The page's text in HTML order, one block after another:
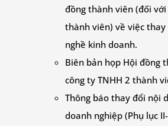
đồng thành viên (đối với
thành viên) về việc thay
nghề kinh doanh.
Biên bản họp Hội đồng
công ty TNHH 2 thành
Thông báo thay đổi nội
doanh nghiệp (Phụ lục